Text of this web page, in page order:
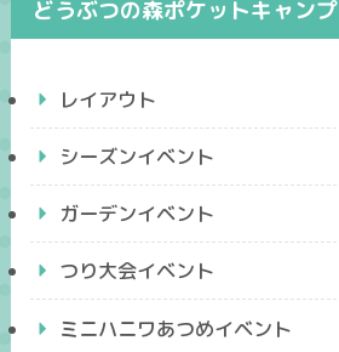
どうぶつの森ポケットキャンプ
レイアウト
シーズンイベント
ガーデンイベント
つり大会イベント
ミニハニワあつめイベント